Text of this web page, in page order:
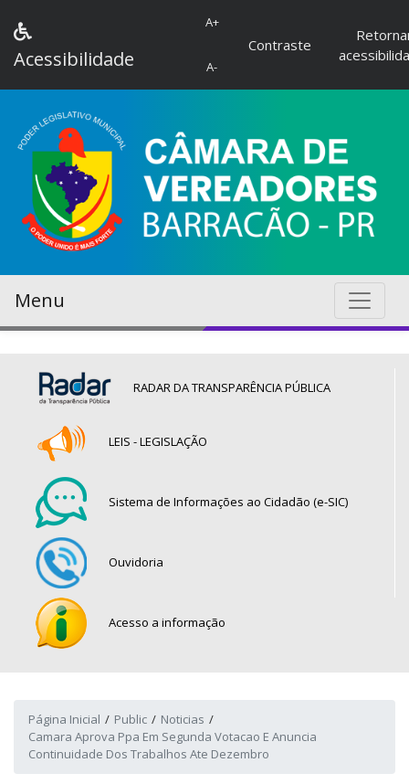
Acessibilidade
A+
A-
Contraste
Menu
RADAR DA TRANSPARÊNCIA PÚBLICA
LEIS - LEGISLAÇÃO
Sistema de Informações ao Cidadão (e-SIC)
Ouvidoria
Acesso a informação
Página Inicial Public
Noticias
Camara Aprova Ppa Em Segunda Votacao E Anuncia
Continuidade Dos Trabalhos Ate Dezembro